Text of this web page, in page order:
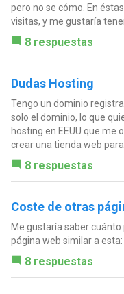
pero no se cómo. En
visitas, y me gustaría
8 respuestas
Dudas Hosting
Tengo un dominio
solo el dominio, lo que
hosting en EEUU que me
crear una tienda web
8 respuestas
Coste de otras
Me gustaría saber
página web similar a
8 respuestas